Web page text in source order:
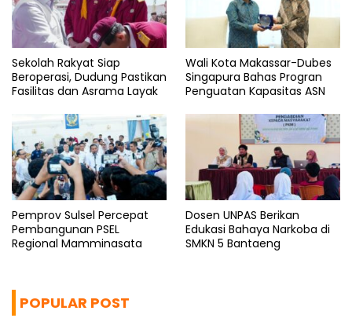
Sekolah Rakyat Siap
Beroperasi, Dudung Pastikan
Fasilitas dan Asrama Layak
Wali Kota Makassar-Dubes
Singapura Bahas Progran
Penguatan Kapasitas ASN
Pemprov Sulsel Percepat
Pembangunan PSEL
Regional Mamminasata
Dosen UNPAS Berikan
Edukasi Bahaya Narkoba di
SMKN 5 Bantaeng
POPULAR POST